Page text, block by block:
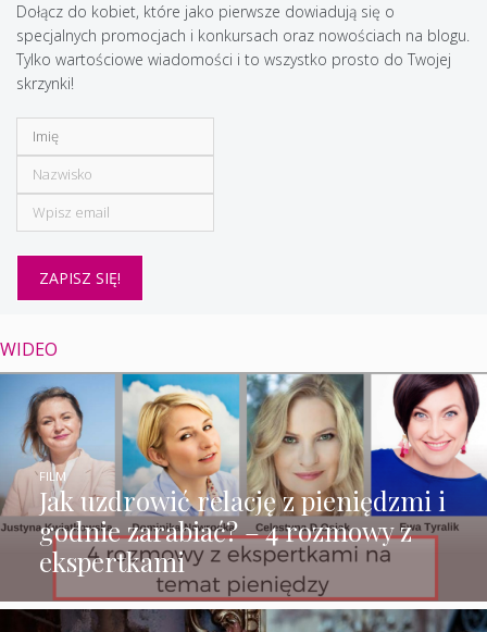
Dołącz do kobiet, które jako pierwsze dowiadują się o
specjalnych promocjach i konkursach oraz nowościach na blogu.
Tylko wartościowe wiadomości i to wszystko prosto do Twojej
skrzynki!
WIDEO
Jak uzdrowić relację z pieniędzmi i
godnie zarabiać? – 4 rozmowy z
ekspertkami
FILM